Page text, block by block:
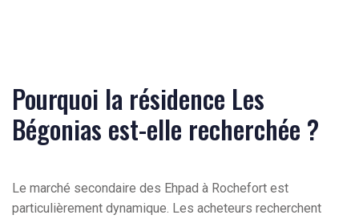
Pourquoi la résidence Les
Bégonias est-elle recherchée ?
Le marché secondaire des Ehpad à Rochefort est
particulièrement dynamique. Les acheteurs recherchent